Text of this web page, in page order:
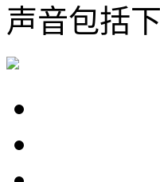
声音包括